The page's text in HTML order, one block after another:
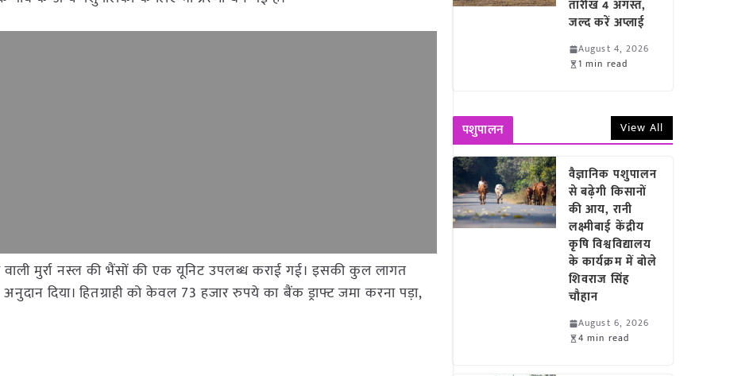
वाली मुर्रा नस्ल की भैंसों की एक यूनिट उपलब्ध कराई गई। इसकी कुल लागत
दिया। हितग्राही को केवल 73 हजार रुपये का बैंक ड्राफ्ट जमा करना पड़ा,
तारीख 4 अगस्त,
जल्द करें अप्लाई
August 4, 2026
1 min read
पशुपालन View All
वैज्ञानिक पशुपालन
से बढ़ेगी किसानों
की आय, रानी
लक्ष्मीबाई केंद्रीय
कृषि विश्वविद्यालय
के कार्यक्रम में बोले
शिवराज सिंह
चौहान
August 6, 2026
4 min read